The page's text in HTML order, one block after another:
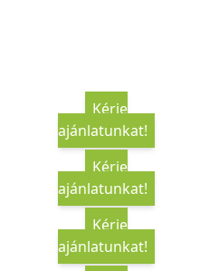
Kérje
ajánlatunkat!
Kérje
ajánlatunkat!
Kérje
ajánlatunkat!